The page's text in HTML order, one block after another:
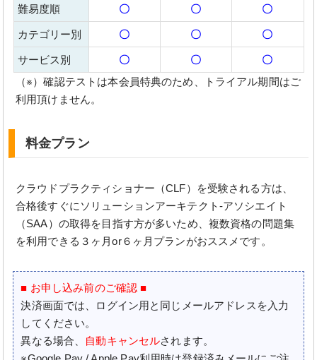
難易度順 〇 〇 〇
カテゴリー別 〇 〇 〇
サービス別 〇 〇
〇
（※）確認テストは本会員特典のため、トライアル期間はご
利用頂けません。
料金プラン
クラウドプラクティショナー（CLF）を受験される方は、
合格後すぐにソリューションアーキテクト-アソシエイト
（SAA）の取得を目指す方が多いため、複数資格の問題集
を利用できる３ヶ月or６ヶ月プランがおススメです。
■ お申し込み前のご確認 ■
決済画面では、ログイン用と同じメールアドレスを入力
してください。
異なる場合、
自動キャンセルされます。